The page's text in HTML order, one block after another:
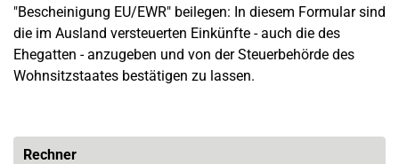
"Bescheinigung EU/EWR" beilegen: In diesem Formular sind
die im Ausland versteuerten Einkünfte - auch die des
Ehegatten - anzugeben und von der Steuerbehörde des
Wohnsitzstaates bestätigen zu lassen.
Rechner